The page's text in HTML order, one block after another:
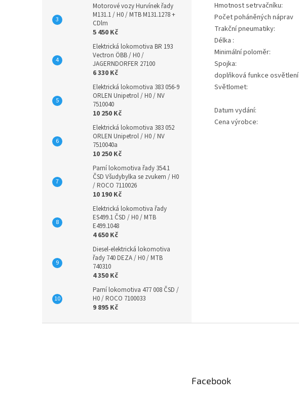
Motorové vozy Hurvínek řady
M131.1 / H0 / MTB M131.1278 +
CDlm
5 450 Kč
Elektrická lokomotiva BR 193
Vectron ÖBB / H0 /
JAGERNDORFER 27100
6 330 Kč
Elektrická lokomotiva 383 056-9
ORLEN Unipetrol / H0 / NV
7510040
10 250 Kč
Elektrická lokomotiva 383 052
ORLEN Unipetrol / H0 / NV
7510040a
10 250 Kč
Parní lokomotiva řady 354.1
ČSD Všudybylka se zvukem / H0
/ ROCO 7110026
10 190 Kč
Elektrická lokomotiva řady
ES499.1 ČSD / H0 / MTB
E499.1048
4 650 Kč
Diesel-elektrická lokomotiva
řady 740 DEZA / H0 / MTB
740310
4 350 Kč
Parní lokomotiva 477 008 ČSD /
H0 / ROCO 7100033
9 895 Kč
Hmotnost setrvačníku:
Počet poháněných náprav
Trakční pneumatiky:
Délka :
Minimální poloměr:
Spojka:
doplňková funkce osvětlení
Světlomet:
Datum vydání:
Cena výrobce:
Facebook